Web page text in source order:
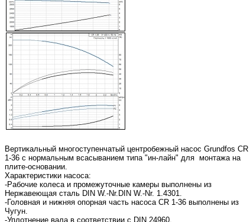
Вертикальный многоступенчатый центробежный насос Grundfos CR
1-36 с нормальным всасыванием типа "ин-лайн" для монтажа на
плите-основании.
Характеристики насоса:
-Рабочие колеса и промежуточные камеры выполнены из
Нержавеющая сталь DIN W.-Nr.DIN W.-Nr. 1.4301.
-Головная и нижняя опорная часть насоса CR 1-36 выполнены из
Чугун.
-Уплотнение вала в соответствии с DIN 24960.